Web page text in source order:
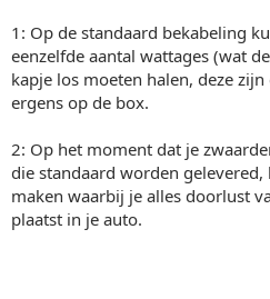
1: Op de standaard bekabeling
eenzelfde aantal wattages (wat
kapje los moeten halen, deze
ergens op de box.
2: Op het moment dat je
die standaard worden
maken waarbij je alles doorlust
plaatst in je auto.